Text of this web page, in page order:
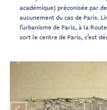
académique) préconisée par
aucunement du cas de Paris.
l’urbanisme de Paris, à la
sort le centre de Paris, c’est